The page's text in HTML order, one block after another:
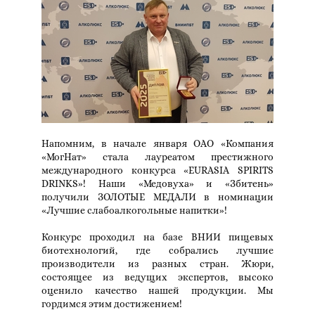
Напомним, в начале января ОАО «Компания
«МогНат» стала лауреатом престижного
международного конкурса «EURASIA SPIRITS
DRINKS»! Наши «Медовуха» и «Збитень»
получили ЗОЛОТЫЕ МЕДАЛИ в номинации
«Лучшие слабоалкогольные напитки»!
Конкурс проходил на базе ВНИИ пищевых
биотехнологий, где собрались лучшие
производители из разных стран. Жюри,
состоящее из ведущих экспертов, высоко
оценило качество нашей продукции. Мы
гордимся этим достижением!